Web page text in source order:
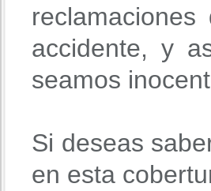
accidente, y
seamos
Si deseas
en esta